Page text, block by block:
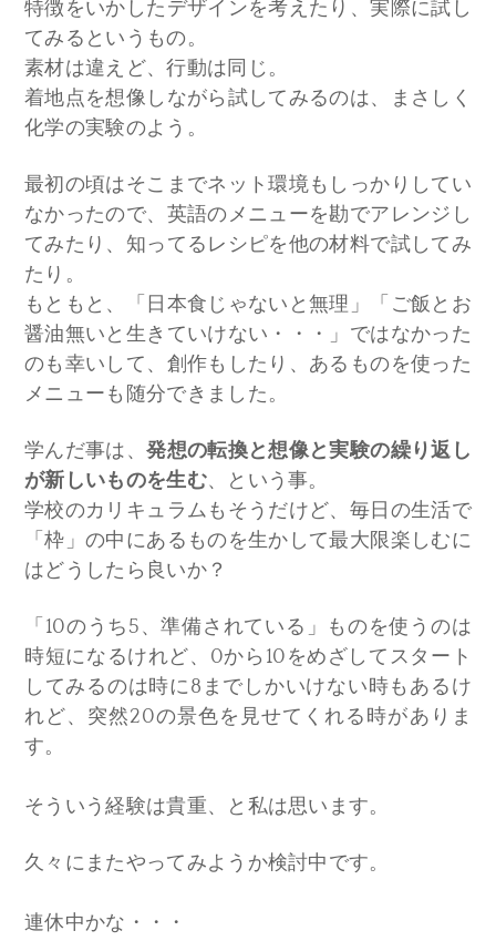
特徴をいかしたデザインを考えたり、実際に試し
てみるというもの。
素材は違えど、行動は同じ。
着地点を想像しながら試してみるのは、まさしく
化学の実験のよう。
最初の頃はそこまでネット環境もしっかりしてい
なかったので、英語のメニューを勘でアレンジし
てみたり、知ってるレシピを他の材料で試してみ
たり。
もともと、「日本食じゃないと無理」「ご飯とお
醤油無いと生きていけない・・・」ではなかった
のも幸いして、創作もしたり、あるものを使った
メニューも随分できました。
学んだ事は、発想の転換と想像と実験の繰り返し
が新しいものを生む、という事。
学校のカリキュラムもそうだけど、毎日の生活で
「枠」の中にあるものを生かして最大限楽しむに
はどうしたら良いか？
「10のうち5、準備されている」ものを使うのは
時短になるけれど、0から10をめざしてスタート
してみるのは時に8までしかいけない時もあるけ
れど、突然20の景色を見せてくれる時がありま
す。
そういう経験は貴重、と私は思います。
久々にまたやってみようか検討中です。
連休中かな・・・